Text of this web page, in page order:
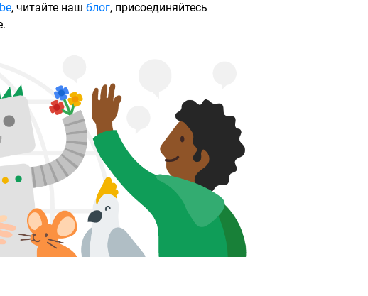
, читайте наш блог, присоединяйтесь